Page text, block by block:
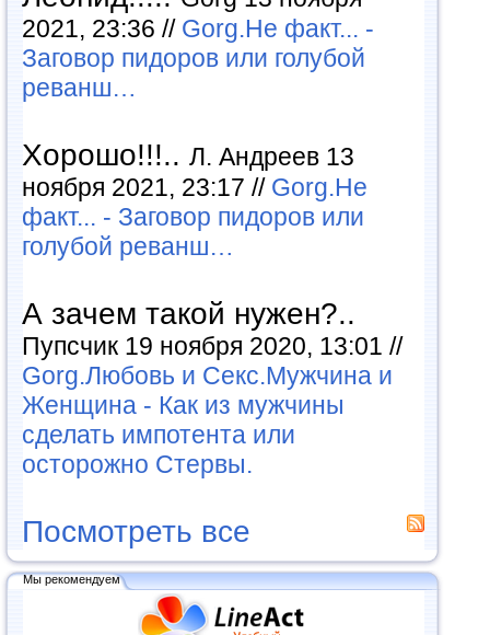
2021, 23:36 // Gorg.Не факт... -
Заговор пидоров или голубой
реванш…
Хорошо!!!.. Л. Андреев 13
ноября 2021, 23:17 // Gorg.Не
факт... - Заговор пидоров или
голубой реванш…
А зачем такой нужен?..
Пупсчик 19 ноября 2020, 13:01 //
Gorg.Любовь и Секс.Мужчина и
Женщина - Как из мужчины
сделать импотента или
осторожно Стервы.
Посмотреть все
Мы рекомендуем